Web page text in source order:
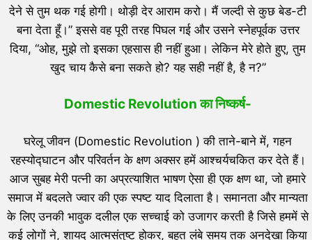
देने से तुम थक गई होगी। थोड़ी देर आराम करो। मैं जल्दी से कुछ बेड-टी
बना देता हूँ।” इससे वह पूरी तरह पिघल गई और उसने स्नेहपूर्वक उत्तर
दिया, “ओह, मुझे तो इसका एहसास ही नहीं हुआ। लेकिन मेरे होते हुए, तुम
खुद चाय कैसे बना सकते हो? यह सही नहीं है, है न?”
Domestic Revolution कानिष्कर्ष-
घरेलू जीवन (Domestic Revolution ) की ताने-बाने में, गहन
रहस्योद्घाटन और परिवर्तन के क्षण अक्सर हमें आश्चर्यचकित कर देते हैं।
आज सुबह मेरी पत्नी का अप्रत्याशित भाषण ऐसा ही एक क्षण था, जो हमारे
समाज में बदलते ज्वार की एक स्पष्ट याद दिलाता है। समानता और मान्यता
के लिए उनकी भावुक दलील एक सच्चाई को उजागर करती है जिसे हममें से
कई लोगों ने, शायद आत्मसंतुष्ट होकर, बहुत लंबे समय तक अनदेखा किया